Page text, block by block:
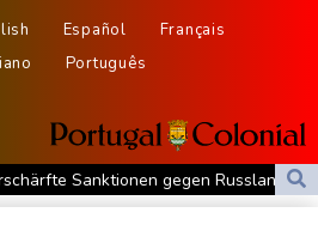
Español
Français
Português
Sanktionen gegen Russland
Trumps Ballsaal aus - Präsident